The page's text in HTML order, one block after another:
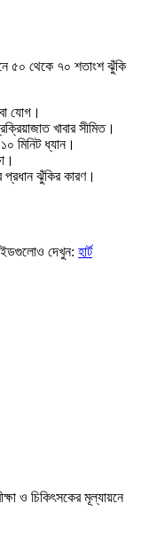
৫০ থেকে ৭০ শতাংশ ঝুঁকি
যোগ।
খাবার সীমিত।
মিনিট ধ্যান।
ঝুঁকির কারণ।
দেখুন: হার্ট
ও চিকিৎসকের মূল্যায়নে